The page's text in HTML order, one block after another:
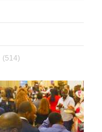
(514)